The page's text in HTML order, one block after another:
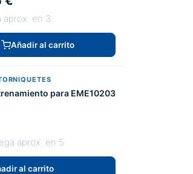
aprox. en 3
Añadir al carrito
para EME10203
aprox. en 5
al carrito